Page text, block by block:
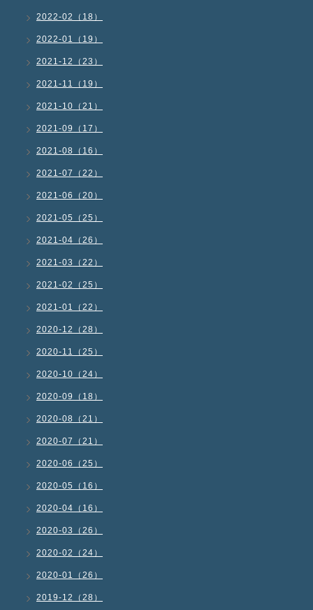
2022-02（18）
2022-01（19）
2021-12（23）
2021-11（19）
2021-10（21）
2021-09（17）
2021-08（16）
2021-07（22）
2021-06（20）
2021-05（25）
2021-04（26）
2021-03（22）
2021-02（25）
2021-01（22）
2020-12（28）
2020-11（25）
2020-10（24）
2020-09（18）
2020-08（21）
2020-07（21）
2020-06（25）
2020-05（16）
2020-04（16）
2020-03（26）
2020-02（24）
2020-01（26）
2019-12（28）